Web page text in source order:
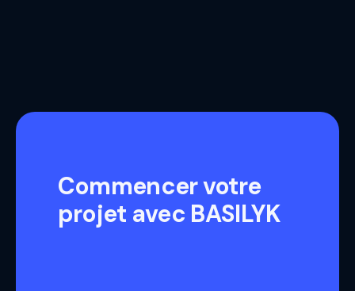
Commencer votre
projet avec BASILYK